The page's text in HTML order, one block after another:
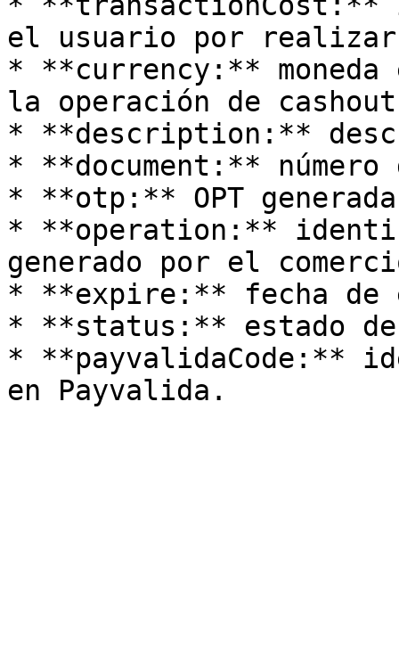
el usuario por
* **currency:**
la operación de
* **description:**
* **document:**
* **otp:** OPT
* **operation:**
generado por el
* **expire:** fecha de
* **status:** estado
* **payvalidaCode:**